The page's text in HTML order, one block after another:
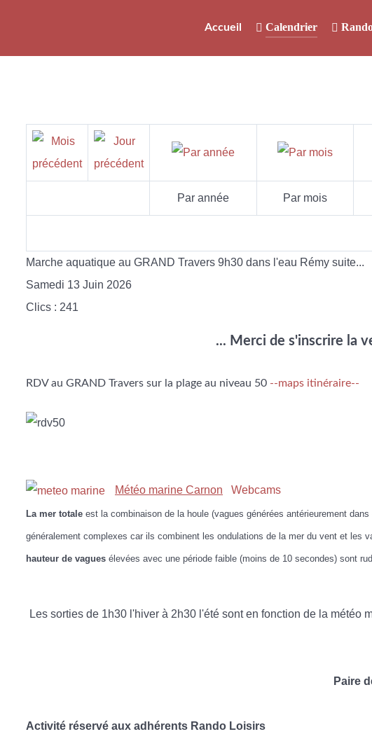
Accueil Calendrier
Par année Par mois
Marche aquatique au GRAND Travers 9h30 dans l'eau Rémy suite...
Samedi 13 Juin 2026
Clics : 241
... Merci de s'inscrire la
RDV au GRAND Travers sur la plage au niveau 50 --maps itinéraire--
Météo marine Carnon Webcams
La mer totale est la combinaison de la houle (vagues générées antérieurement
généralement complexes car ils combinent les ondulations de la mer du vent et les
hauteur de vagues élevées avec une période faible (moins de 10 secondes) sont
Les sorties de 1h30 l'hiver à 2h30 l'été sont en fonction de la météo
Paire
Activité réservé aux adhérents Rando Loisirs